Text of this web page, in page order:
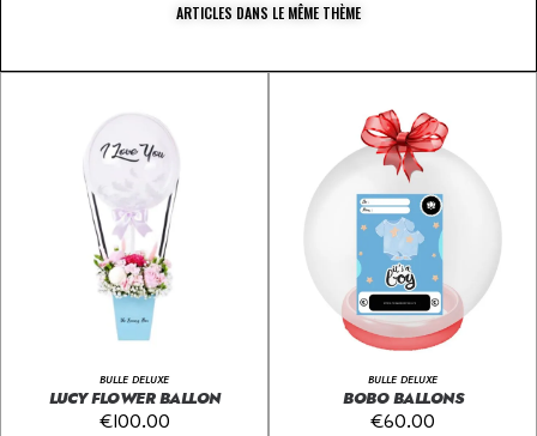
ARTICLES DANS LE MÊME THÈME
BULLE DELUXE
LUCY FLOWER BALLON
€100.00
BULLE DELUXE
BOBO BALLONS
€60.00